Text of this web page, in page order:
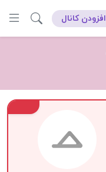
افزودن کانال